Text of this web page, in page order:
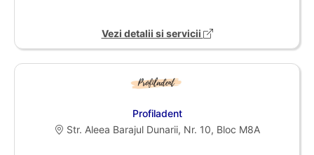
Vezi detalii si servicii
Profiladent
Str. Aleea Barajul Dunarii, Nr. 10, Bloc M8A